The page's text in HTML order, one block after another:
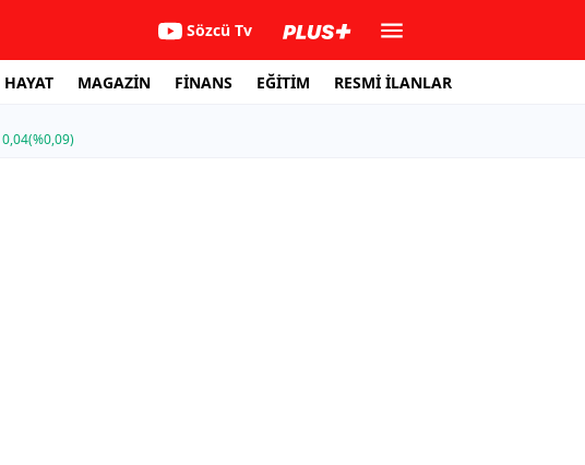
Sözcü Tv
HAYAT MAGAZİN FİNANS EĞİTİM RESMİ İLANLAR
0,04(%0,09)